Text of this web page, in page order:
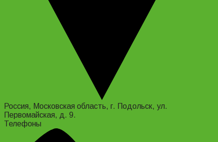
Россия, Московская область, г. Подольск, ул.
Первомайская, д. 9.
Телефоны